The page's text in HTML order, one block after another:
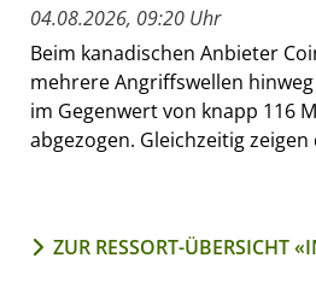
04.08.2026, 09:20 Uhr
Beim kanadischen Anbieter
mehrere Angriffswellen
im Gegenwert von knapp 116
abgezogen. Gleichzeitig zeigen
ZUR RESSORT-ÜBERSICHT